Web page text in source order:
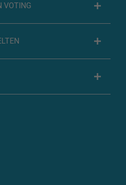
VOTING